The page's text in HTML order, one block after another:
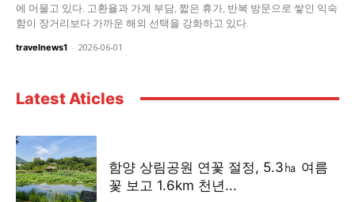
에 머물고 있다. 고환율과 가계 부담, 짧은 휴가, 반복 방문으로 쌓인 익숙
함이 장거리보다 가까운 해외 선택을 강화하고 있다.
travelnews1 - 2026-06-01
Latest Aticles
함양 상림공원 연꽃 절정, 5.3㏊ 여름
꽃 보고 1.6km 천년...